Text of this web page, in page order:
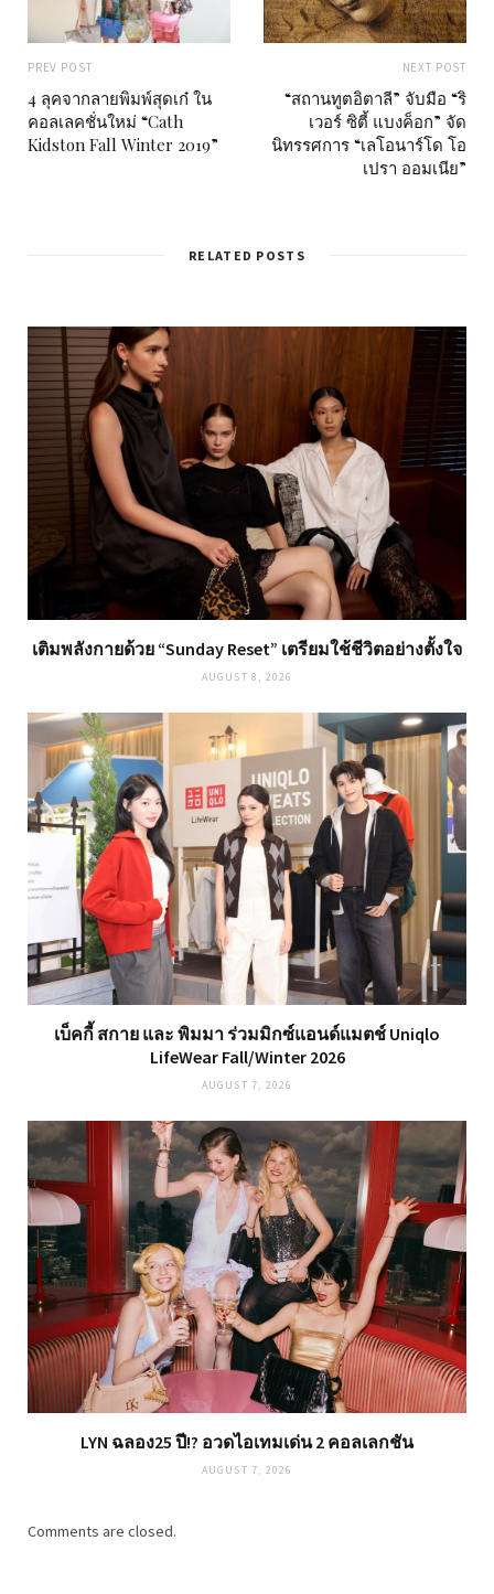
PREV POST
4 ลุคจากลายพิมพ์สุดเก๋ ใน
คอลเลคชั่นใหม่ “Cath
Kidston Fall Winter 2019”
NEXT POST
“สถานทูตอิตาลี” จับมือ “ริ
เวอร์ ซิตี้ แบงค็อก” จัด
นิทรรศการ “เลโอนาร์โด โอ
เปรา ออมเนีย”
RELATED POSTS
เติมพลังกายด้วย “Sunday Reset” เตรียมใช้ชีวิตอย่างตั้งใจ
AUGUST 8, 2026
เบ็คกี้ สกาย และ พิมมา ร่วมมิกซ์แอนด์แมตช์ Uniqlo
LifeWear Fall/Winter 2026
AUGUST 7, 2026
LYN ฉลอง25 ปี!? อวดไอเทมเด่น 2 คอลเลกชัน
AUGUST 7, 2026
Comments are closed.